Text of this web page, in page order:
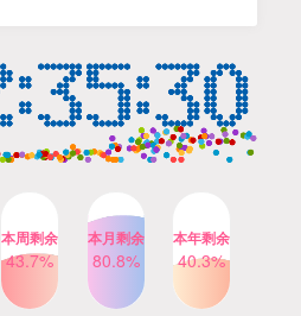
3个月前 420人已阅读
清华帅爸数学思维（抖音）|
小学+初中课程视频合集
乐乐课堂小学奥数1-6年级
动画课程715集+配套练习册
高清PDF
6个月前 412人已阅读
本周剩余
43.7%
本月剩余
80.8%
本年剩余
40.3%